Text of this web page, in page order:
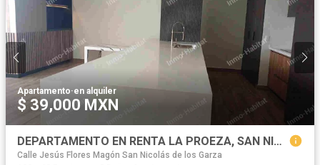
Apartamento·en alquiler
$ 39,000 MXN
DEPARTAMENTO EN RENTA LA PROEZA, SAN NICOLAS DE LOS GARZA, NUEVO LEON.
Calle Jesús Flores Magón San Nicolás de los Garza